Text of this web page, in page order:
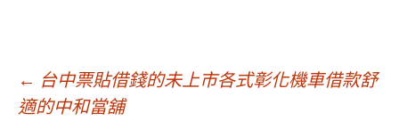
文
← 台中票貼借錢的未上市各式彰化機車借款舒
適的中和當舖